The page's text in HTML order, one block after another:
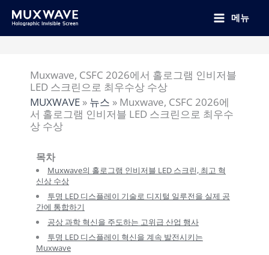
메뉴
Muxwave, CSFC 2026에서 홀로그램 인비저블
LED 스크린으로 최우수상 수상
MUXWAVE » 뉴스 » Muxwave, CSFC 2026에
서 홀로그램 인비저블 LED 스크린으로 최우수
상 수상
목차
Muxwave의 홀로그램 인비저블 LED 스크린, 최고 혁
신상 수상
투명 LED 디스플레이 기술로 디지털 일루전을 실제 공
간에 통합하기
공상 과학 혁신을 주도하는 고위급 산업 행사
투명 LED 디스플레이 혁신을 계속 발전시키는
Muxwave